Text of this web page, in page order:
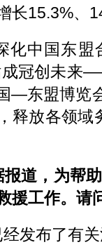
长15.3%、
中国东盟
成冠创未来
—东盟博览
释放各领
报道，为帮
援工作。请
发布了有